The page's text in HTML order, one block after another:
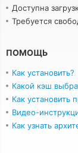
Доступна
Требуется
ПОМОЩЬ
Как установить?
Какой кэш
Как установить
Видео-
Как узнать